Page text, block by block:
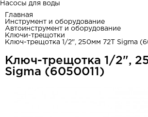
Насосы для воды
Главная
Инструмент и оборудование
Автоинструмент и оборудование
Ключи-трещотки
Ключ-трещотка 1/2", 250мм 72T Sigma
Ключ-трещотка 1/2",
Sigma (6050011)